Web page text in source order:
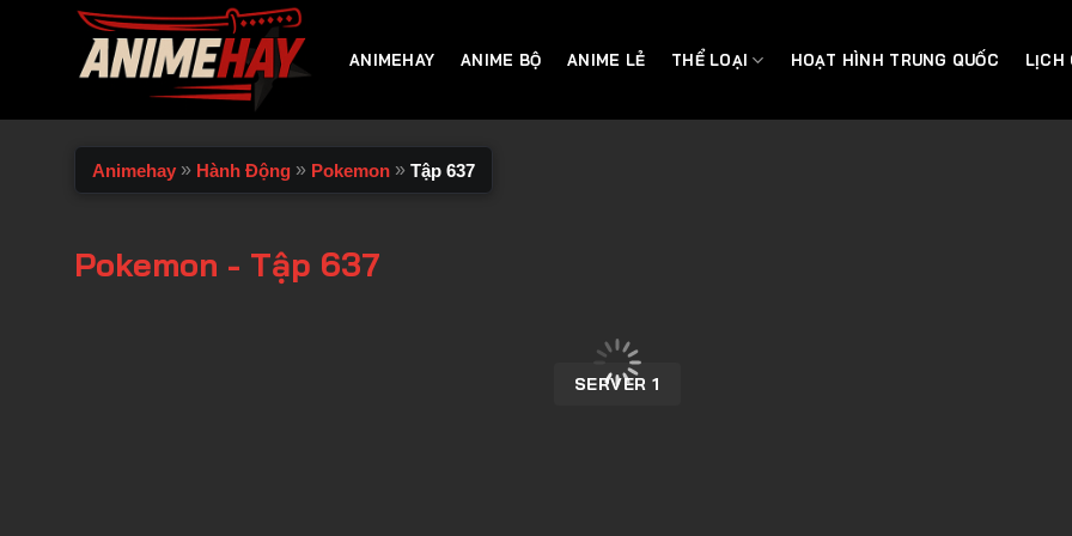
ANIMEHAY ANIME BỘ ANIME LẺ THỂ LOẠI HOẠT HÌNH TRUNG QUỐC LỊCH
Animehay » Hành Động » Pokemon » Tập 637
Pokemon - Tập 637
SERVER 1